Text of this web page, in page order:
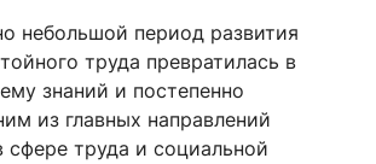
небольшой период развития
труда превратилась в
знаний и постепенно
из главных направлений
сфере труда и социальной